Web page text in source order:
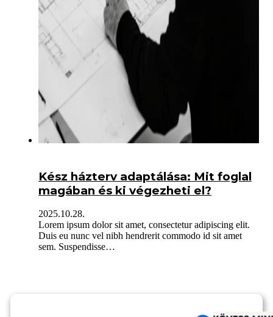
Kész házterv adaptálása: Mit foglal
magában és ki végezheti el?
2025.10.28.
Lorem ipsum dolor sit amet, consectetur adipiscing elit.
Duis eu nunc vel nibh hendrerit commodo id sit amet
sem. Suspendisse…